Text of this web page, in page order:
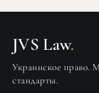
JVS Law.
Украинское право.
стандарты.